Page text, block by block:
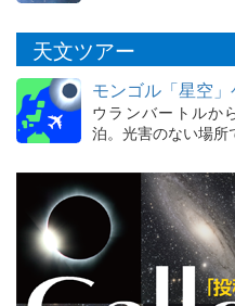
天文ツアー
モンゴル「星空
ウランバートルか
泊。光害のない場所